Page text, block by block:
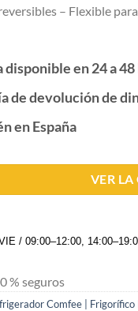
– Flexible
disponible en 24 a
de devolución de
en España
VER LA
/ 09:00–12:00,
Comfee |